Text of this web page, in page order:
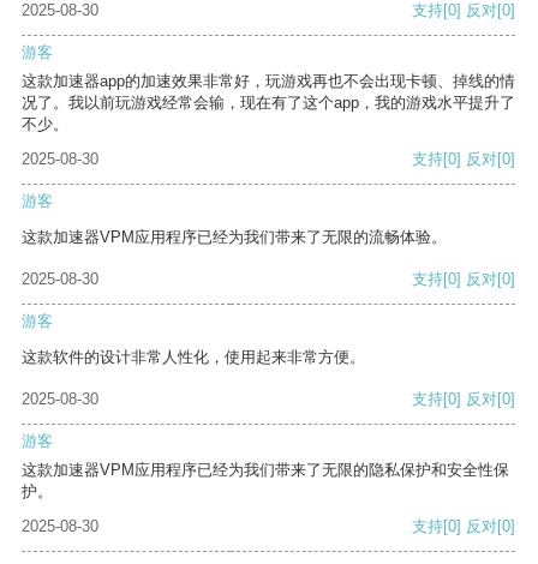
2025-08-30
支持[0] 反对[0]
游客
这款加速器app的加速效果非常好，玩游戏再也不会出现卡顿、掉线的情
况了。我以前玩游戏经常会输，现在有了这个app，我的游戏水平提升了
不少。
2025-08-30
支持[0] 反对[0]
游客
这款加速器VPM应用程序已经为我们带来了无限的流畅体验。
2025-08-30 支持[0] 反对[0]
游客
这款软件的设计非常人性化，使用起来非常方便。
2025-08-30 支持[0] 反对[0]
游客
这款加速器VPM应用程序已经为我们带来了无限的隐私保护和安全性保
护。
2025-08-30
支持[0] 反对[0]